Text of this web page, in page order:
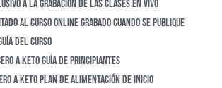
A LA GRABACIÓN DE LAS CLASES EN VIVO
AL CURSO ONLINE GRABADO CUANDO SE PUBLIQUE
DEL CURSO
A KETO GUÍA DE PRINCIPIANTES
A KETO PLAN DE ALIMENTACIÓN DE INICIO